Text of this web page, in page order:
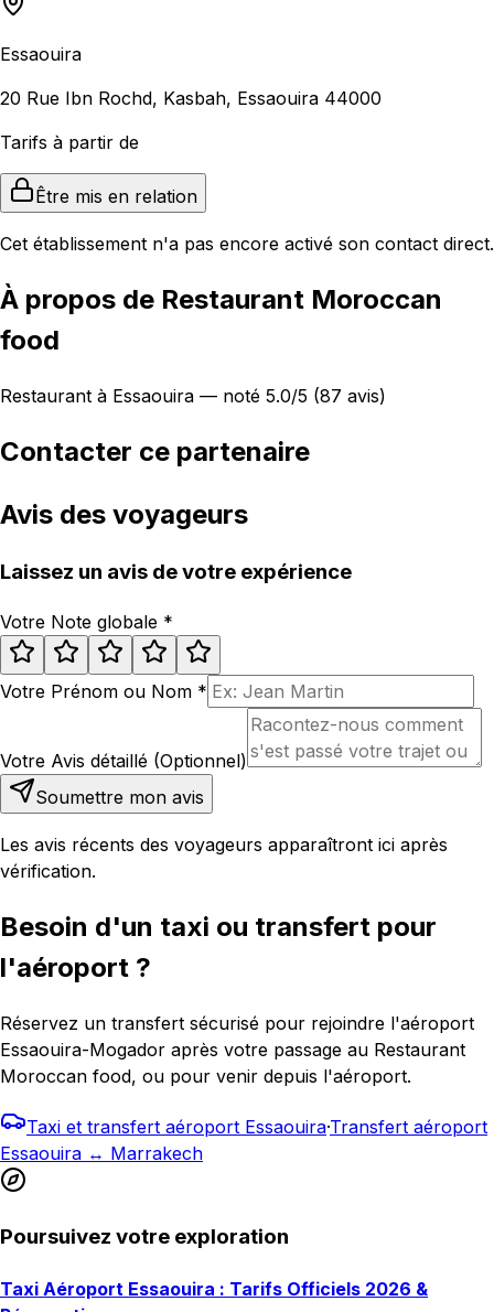
Essaouira
20 Rue Ibn Rochd, Kasbah, Essaouira 44000
Tarifs à partir de
Être mis en relation
Cet établissement n'a pas encore activé son contact direct.
À propos de Restaurant Moroccan
food
Restaurant à Essaouira — noté 5.0/5 (87 avis)
Contacter ce partenaire
Avis des voyageurs
Laissez un avis de votre expérience
Votre Note globale *
Votre Prénom ou Nom *
Votre Avis détaillé (Optionnel)
Soumettre mon avis
Les avis récents des voyageurs apparaîtront ici après
vérification.
Besoin d'un taxi ou transfert pour
l'aéroport ?
Réservez un transfert sécurisé pour rejoindre l'aéroport
Essaouira-Mogador après votre passage au Restaurant
Moroccan food, ou pour venir depuis l'aéroport.
Taxi et transfert aéroport Essaouira·Transfert aéroport
Essaouira ↔ Marrakech
Poursuivez votre exploration
Taxi Aéroport Essaouira : Tarifs Officiels 2026 &